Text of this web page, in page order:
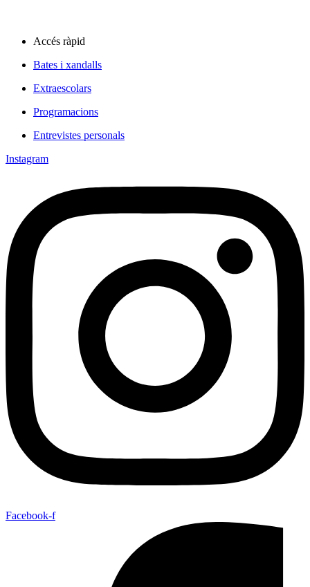
Accés ràpid
Bates i xandalls
Extraescolars
Programacions
Entrevistes personals
Instagram
Facebook-f